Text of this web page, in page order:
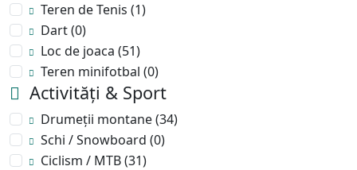
Teren de Tenis (1)
Dart(0)
Loc de joaca (51)
Teren minifotbal (0)
Activități & Sport
Drumeții montane(34)
Schi / Snowboard (0)
Ciclism / MTB(31)